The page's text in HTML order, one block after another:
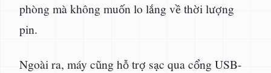
phòng mà không muốn lo lắng về thời lượng
pin.
Ngoài ra, máy cũng hỗ trợ sạc qua cổng USB-